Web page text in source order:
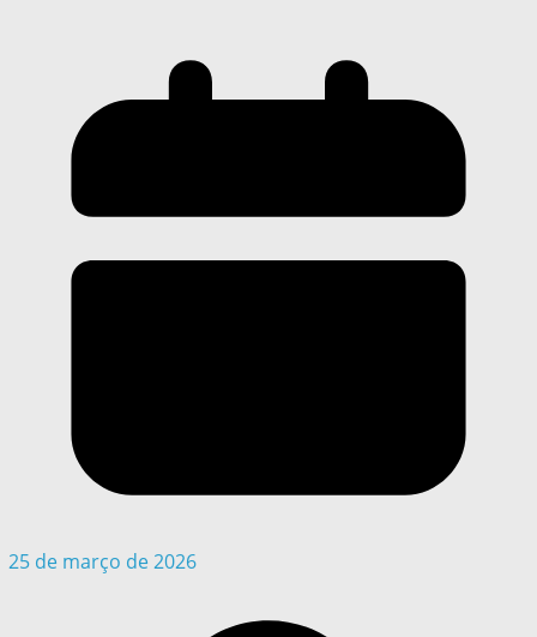
25 de março de 2026